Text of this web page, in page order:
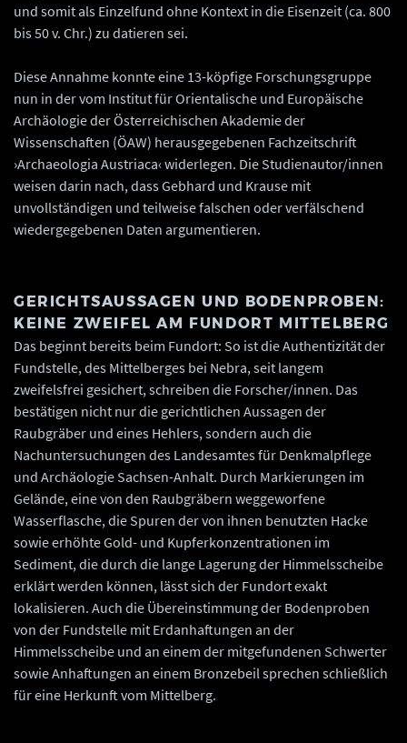
und somit als Einzelfund ohne Kontext in die Eisenzeit (ca. 800
bis 50 v. Chr.) zu datieren sei.
Diese Annahme konnte eine 13-köpfige Forschungsgruppe
nun in der vom Institut für Orientalische und Europäische
Archäologie der Österreichischen Akademie der
Wissenschaften (ÖAW) herausgegebenen Fachzeitschrift
›Archaeologia Austriaca‹ widerlegen. Die Studienautor/innen
weisen darin nach, dass Gebhard und Krause mit
unvollständigen und teilweise falschen oder verfälschend
wiedergegebenen Daten argumentieren.
GERICHTSAUSSAGEN UND BODENPROBEN:
KEINE ZWEIFEL AM FUNDORT MITTELBERG
Das beginnt bereits beim Fundort: So ist die Authentizität der
Fundstelle, des Mittelberges bei Nebra, seit langem
zweifelsfrei gesichert, schreiben die Forscher/innen. Das
bestätigen nicht nur die gerichtlichen Aussagen der
Raubgräber und eines Hehlers, sondern auch die
Nachuntersuchungen des Landesamtes für Denkmalpflege
und Archäologie Sachsen-Anhalt. Durch Markierungen im
Gelände, eine von den Raubgräbern weggeworfene
Wasserflasche, die Spuren der von ihnen benutzten Hacke
sowie erhöhte Gold- und Kupferkonzentrationen im
Sediment, die durch die lange Lagerung der Himmelsscheibe
erklärt werden können, lässt sich der Fundort exakt
lokalisieren. Auch die Übereinstimmung der Bodenproben
von der Fundstelle mit Erdanhaftungen an der
Himmelsscheibe und an einem der mitgefundenen Schwerter
sowie Anhaftungen an einem Bronzebeil sprechen schließlich
für eine Herkunft vom Mittelberg.